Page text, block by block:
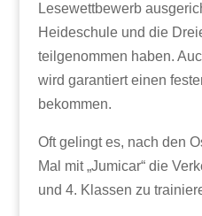
Lesewettbewerb
Heideschule und die
teilgenommen haben.
wird garantiert einen
bekommen.
Oft gelingt es, nach den
Mal mit „Jumicar“ die
und 4. Klassen zu